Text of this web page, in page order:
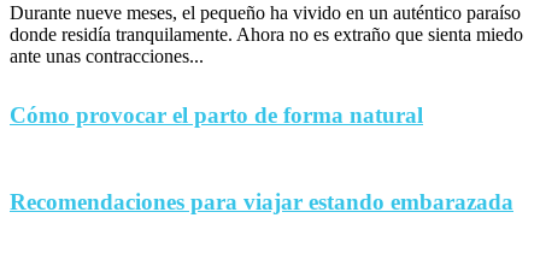
Durante nueve meses, el pequeño ha vivido en un auténtico paraíso
donde residía tranquilamente. Ahora no es extraño que sienta miedo
ante unas contracciones...
Cómo provocar el parto de forma natural
Recomendaciones para viajar estando embarazada